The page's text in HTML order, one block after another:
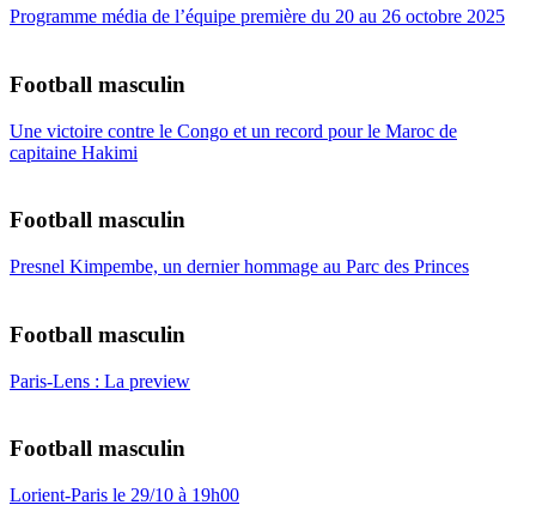
Programme média de l’équipe première du 20 au 26 octobre 2025
Football masculin
Une victoire contre le Congo et un record pour le Maroc de
capitaine Hakimi
Football masculin
Presnel Kimpembe, un dernier hommage au Parc des Princes
Football masculin
Paris-Lens : La preview
Football masculin
Lorient-Paris le 29/10 à 19h00